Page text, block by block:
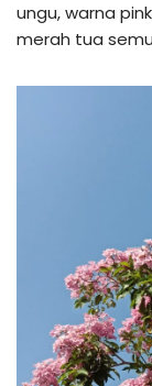
ungu, warna
merah tua